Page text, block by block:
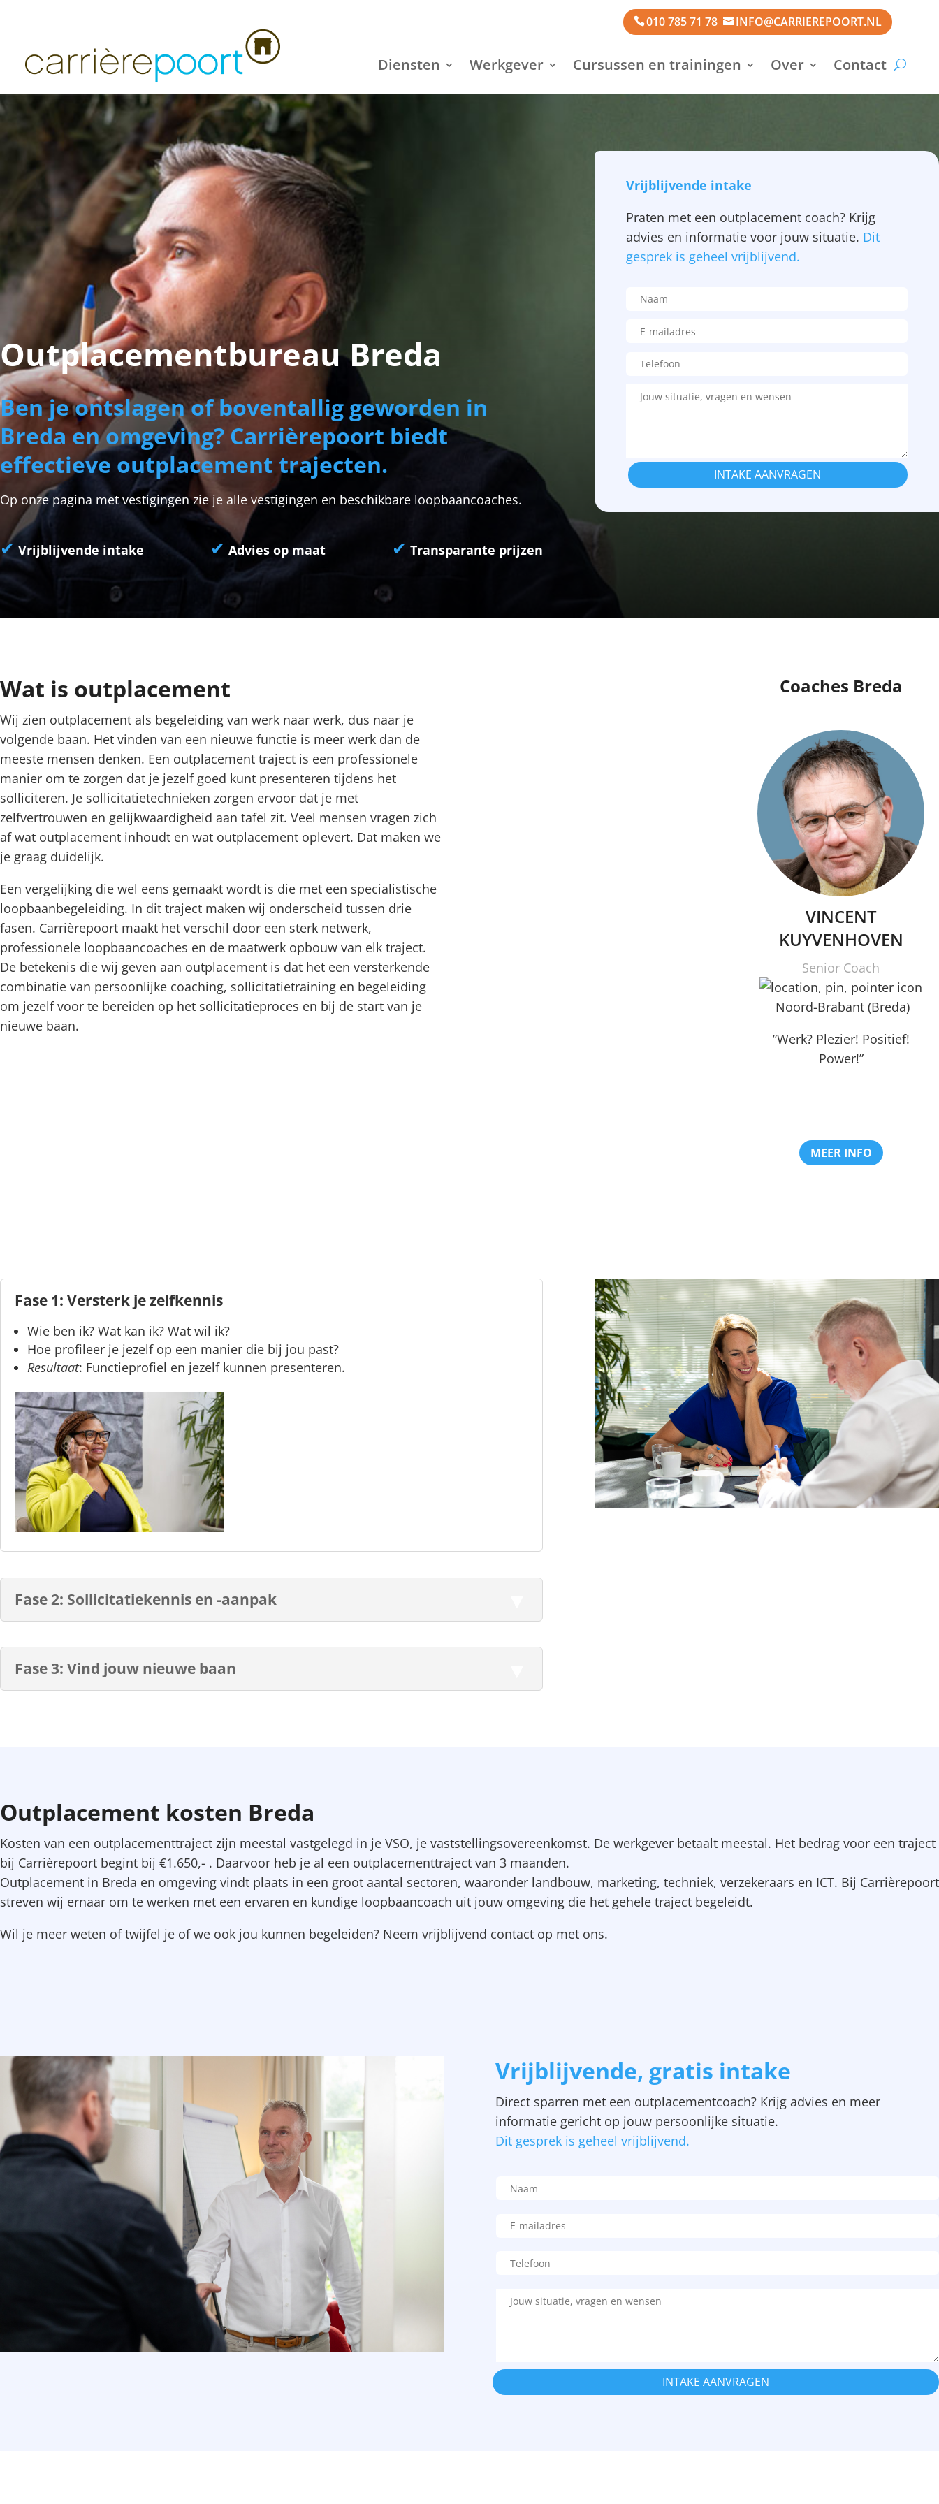
010 785 71 78 INFO@CARRIEREPOORT.NL
Diensten Werkgever Cursussen en trainingen Over Contact
Outplacementbureau Breda
Ben je ontslagen of boventallig geworden in
Breda en omgeving? Carrièrepoort biedt
effectieve outplacement trajecten.
Op onze pagina met vestigingen zie je alle vestigingen en beschikbare loopbaancoaches.
✔ Vrijblijvende intake ✔ Advies op maat ✔ Transparante prijzen
Vrijblijvende intake
Praten met een outplacement coach? Krijg
advies en informatie voor jouw situatie. Dit
gesprek is geheel vrijblijvend.
INTAKE AANVRAGEN
Wat is outplacement
Wij zien outplacement als begeleiding van werk naar werk, dus naar je
volgende baan. Het vinden van een nieuwe functie is meer werk dan de
meeste mensen denken. Een outplacement traject is een professionele
manier om te zorgen dat je jezelf goed kunt presenteren tijdens het
solliciteren. Je sollicitatietechnieken zorgen ervoor dat je met
zelfvertrouwen en gelijkwaardigheid aan tafel zit. Veel mensen vragen zich
af wat outplacement inhoudt en wat outplacement oplevert. Dat maken we
je graag duidelijk.
Een vergelijking die wel eens gemaakt wordt is die met een specialistische
loopbaanbegeleiding. In dit traject maken wij onderscheid tussen drie
fasen. Carrièrepoort maakt het verschil door een sterk netwerk,
professionele loopbaancoaches en de maatwerk opbouw van elk traject.
De betekenis die wij geven aan outplacement is dat het een versterkende
combinatie van persoonlijke coaching, sollicitatietraining en begeleiding
om jezelf voor te bereiden op het sollicitatieproces en bij de start van je
nieuwe baan.
Coaches Breda
VINCENT
KUYVENHOVEN
Senior Coach
Noord-Brabant (Breda)
”Werk? Plezier! Positief!
Power!”
MEER INFO
Fase 1: Versterk je zelfkennis
Wie ben ik? Wat kan ik? Wat wil ik?
Hoe profileer je jezelf op een manier die bij jou past?
Resultaat: Functieprofiel en jezelf kunnen presenteren.
Fase 2: Sollicitatiekennis en -aanpak
Fase 3: Vind jouw nieuwe baan
Outplacement kosten Breda
Kosten van een outplacementtraject zijn meestal vastgelegd in je VSO, je vaststellingsovereenkomst. De werkgever betaalt meestal. Het bedrag voor een traject
bij Carrièrepoort begint bij €1.650,- . Daarvoor heb je al een outplacementtraject van 3 maanden.
Outplacement in Breda en omgeving vindt plaats in een groot aantal sectoren, waaronder landbouw, marketing, techniek, verzekeraars en ICT. Bij Carrièrepoort
streven wij ernaar om te werken met een ervaren en kundige loopbaancoach uit jouw omgeving die het gehele traject begeleidt.
Wil je meer weten of twijfel je of we ook jou kunnen begeleiden? Neem vrijblijvend contact op met ons.
Vrijblijvende, gratis intake
Direct sparren met een outplacementcoach? Krijg advies en meer
informatie gericht op jouw persoonlijke situatie.
Dit gesprek is geheel vrijblijvend.
INTAKE AANVRAGEN